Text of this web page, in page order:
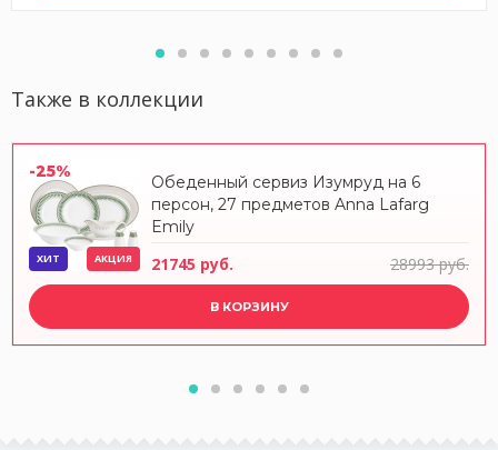
Также в коллекции
-25%
ХИТ АКЦИЯ
Обеденный сервиз Изумруд на 6
персон, 27 предметов Anna Lafarg
Emily
21745 руб. 28993 руб.
В КОРЗИНУ